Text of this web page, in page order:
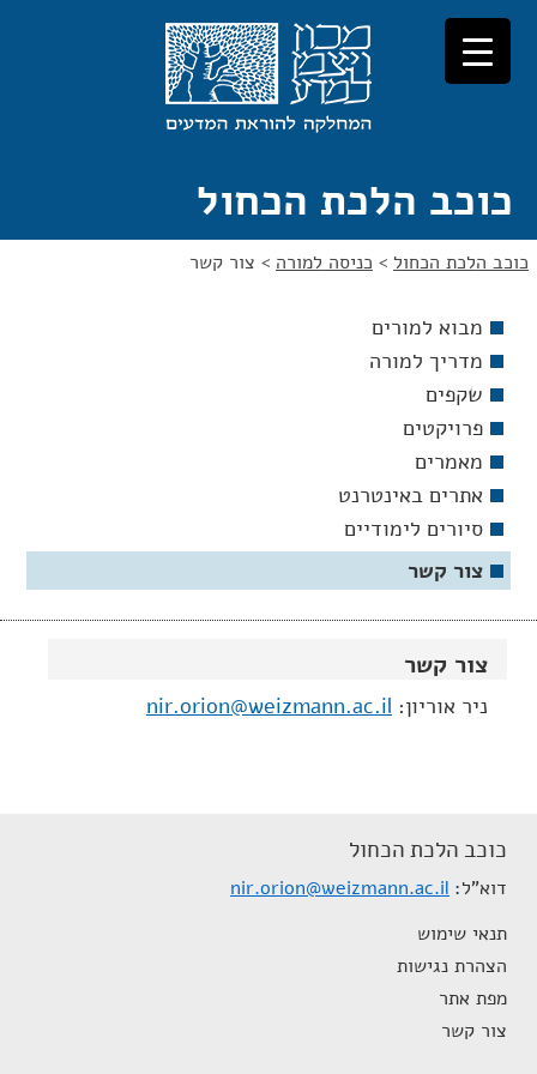
לתוכן
לניווט
כוכב הלכת הכחול
כוכב הלכת הכחול > כניסה למורה > צור קשר
צור קשר
ניר אוריון: nir.orion@weizmann.ac.il
מבוא למורים
מדריך למורה
שקפים
פרויקטים
מאמרים
אתרים באינטרנט
סיורים לימודיים
צור קשר
כוכב הלכת הכחול
דוא"ל nir.orion@weizmann.ac.il
תנאי שימוש
הצהרת נגישות
מפת אתר
צור קשר